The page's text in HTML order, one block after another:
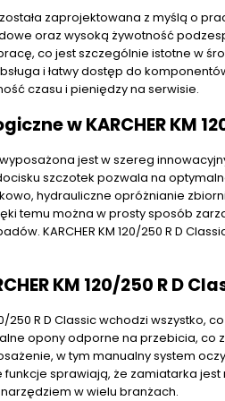
została zaprojektowana z myślą o
oraz wysoką żywotność
co jest szczególnie istotne w
i łatwy dostęp do
czasu i pieniędzy na serwisie.
w KARCHER KM
wyposażona jest w szereg
szczotek pozwala na
hydrauliczne opróżnianie
temu można w prosty sposób
KARCHER KM 120/250 R D
KM 120/250 R D
250 R D Classic wchodzi wszystko,
opony odporne na przebicia,
w tym manualny system
sprawiają, że zamiatarka
w wielu branżach.